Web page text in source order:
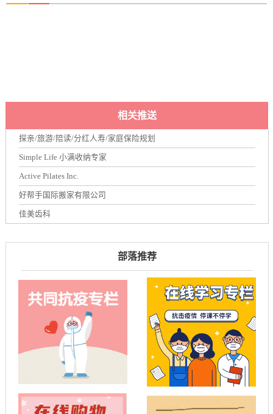
相关推送
探亲/旅游/陪读/分红人寿/家庭保险规划
Simple Life 小满收纳专家
Active Pilates Inc.
好帮手国际搬家有限公司
佳美齿科
部落推荐